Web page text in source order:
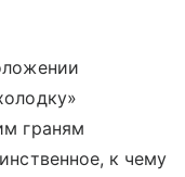
граням
к чему